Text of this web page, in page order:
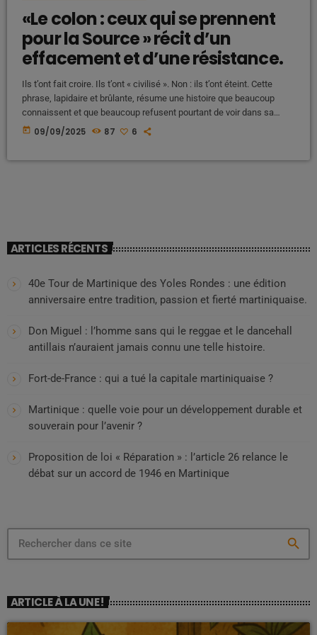
«Le colon : ceux qui se prennent
pour la Source » récit d’un
effacement et d’une résistance.
Ils t’ont fait croire. Ils t’ont « civilisé ». Non : ils t’ont éteint. Cette
phrase, lapidaire et brûlante, résume une histoire que beaucoup
connaissent et que beaucoup refusent pourtant de voir dans sa
pleine violence. Le mot « colon » ne désigne pas ici seulement un
today 09/09/2025 87 6
ARTICLES RÉCENTS
40e Tour de Martinique des Yoles Rondes : une édition
anniversaire entre tradition, passion et fierté martiniquaise.
Don Miguel : l’homme sans qui le reggae et le dancehall
antillais n’auraient jamais connu une telle histoire.
Fort-de-France : qui a tué la capitale martiniquaise ?
Martinique : quelle voie pour un développement durable et
souverain pour l’avenir ?
Proposition de loi « Réparation » : l’article 26 relance le
débat sur un accord de 1946 en Martinique
search
ARTICLE À LA UNE !